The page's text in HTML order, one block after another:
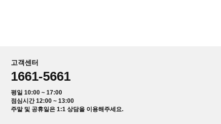
고객센터
1661-5661
평일 10:00 ~ 17:00
점심시간 12:00 ~ 13:00
주말 및 공휴일은 1:1 상담을 이용해주세요.